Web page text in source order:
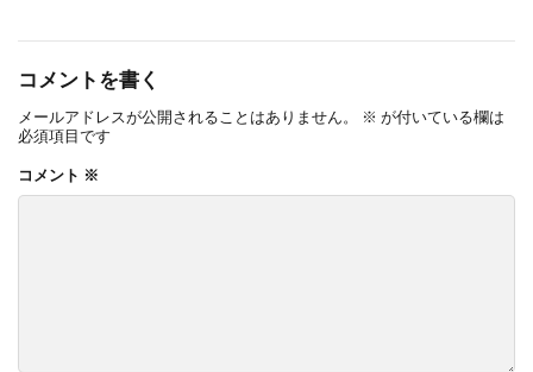
コメントを書く
メールアドレスが公開されることはありません。 ※ が付いている欄は
必須項目です
コメント ※